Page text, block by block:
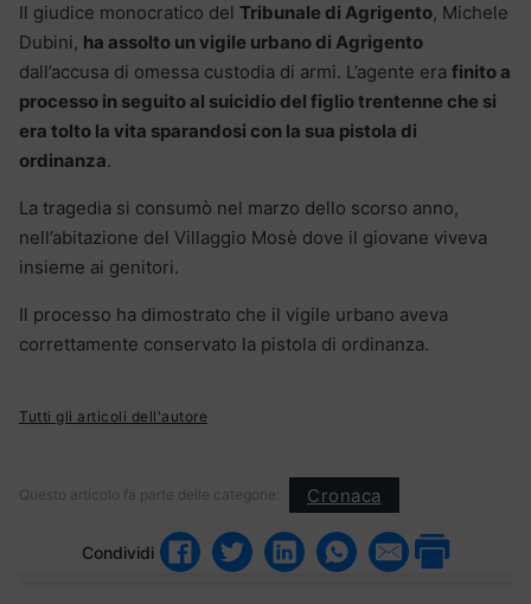
Il giudice monocratico del Tribunale di Agrigento, Michele
Dubini, ha assolto un vigile urbano di Agrigento
dall’accusa di omessa custodia di armi. L’agente era finito a
processo in seguito al suicidio del figlio trentenne che si
era tolto la vita sparandosi con la sua pistola di
ordinanza.
La tragedia si consumò nel marzo dello scorso anno,
nell’abitazione del Villaggio Mosè dove il giovane viveva
insieme ai genitori.
Il processo ha dimostrato che il vigile urbano aveva
correttamente conservato la pistola di ordinanza.
Tutti gli articoli dell'autore
Questo articolo fa parte delle categorie: Cronaca
Condividi